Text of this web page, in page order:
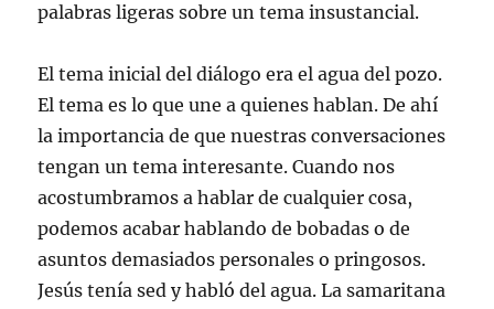
palabras ligeras sobre un tema insustancial.
El tema inicial del diálogo era el agua del pozo.
El tema es lo que une a quienes hablan. De ahí
la importancia de que nuestras conversaciones
tengan un tema interesante. Cuando nos
acostumbramos a hablar de cualquier cosa,
podemos acabar hablando de bobadas o de
asuntos demasiados personales o pringosos.
Jesús tenía sed y habló del agua. La samaritana